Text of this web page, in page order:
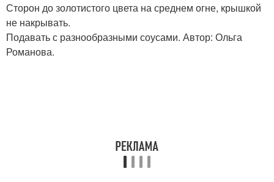
Сторон до золотистого цвета на среднем огне, крышкой
не накрывать.
Подавать с разнообразными соусами. Автор: Ольга
Романова.